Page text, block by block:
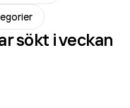
sökt i veckan